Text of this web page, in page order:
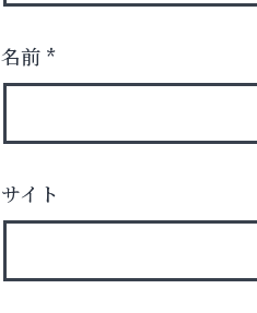
査定のプロが心を込めて出張査定
ご不要品の売却はトレファク出
名前 *
サイト